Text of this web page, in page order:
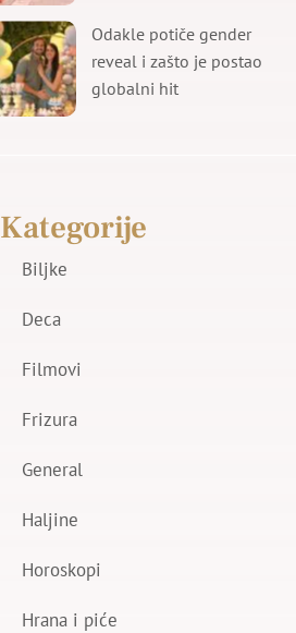
Odakle potiče gender
reveal i zašto je postao
globalni hit
Kategorije
Biljke
Deca
Filmovi
Frizura
General
Haljine
Horoskopi
Hrana i piće